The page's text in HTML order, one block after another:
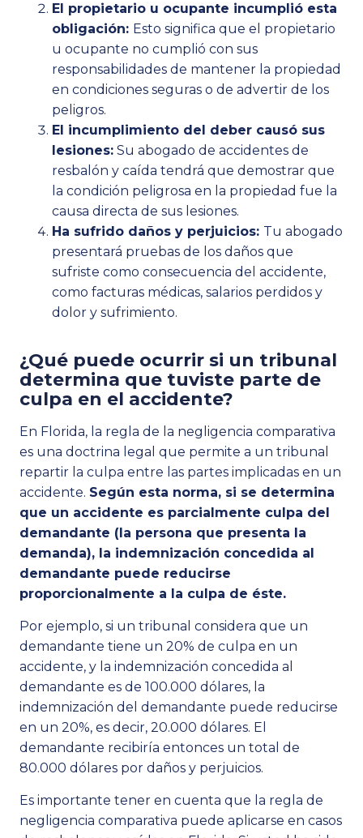
El propietario u ocupante incumplió esta
obligación: Esto significa que el propietario
u ocupante no cumplió con sus
responsabilidades de mantener la propiedad
en condiciones seguras o de advertir de los
peligros.
El incumplimiento del deber causó sus
lesiones: Su abogado de accidentes de
resbalón y caída tendrá que demostrar que
la condición peligrosa en la propiedad fue la
causa directa de sus lesiones.
Ha sufrido daños y perjuicios: Tu abogado
presentará pruebas de los daños que
sufriste como consecuencia del accidente,
como facturas médicas, salarios perdidos y
dolor y sufrimiento.
¿Qué puede ocurrir si un tribunal
determina que tuviste parte de
culpa en el accidente?
En Florida, la regla de la negligencia comparativa
es una doctrina legal que permite a un tribunal
repartir la culpa entre las partes implicadas en un
accidente. Según esta norma, si se determina
que un accidente es parcialmente culpa del
demandante (la persona que presenta la
demanda), la indemnización concedida al
demandante puede reducirse
proporcionalmente a la culpa de éste.
Por ejemplo, si un tribunal considera que un
demandante tiene un 20% de culpa en un
accidente, y la indemnización concedida al
demandante es de 100.000 dólares, la
indemnización del demandante puede reducirse
en un 20%, es decir, 20.000 dólares. El
demandante recibiría entonces un total de
80.000 dólares por daños y perjuicios.
Es importante tener en cuenta que la regla de
negligencia comparativa puede aplicarse en casos